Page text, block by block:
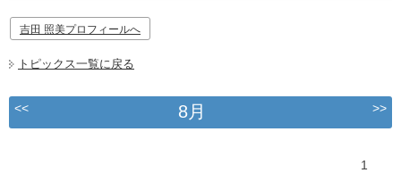
吉田 照美プロフィールへ
トピックス一覧に戻る
<< 8月 >>
1